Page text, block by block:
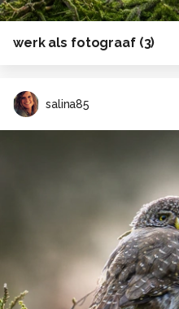
werk als fotograaf (3)
salina85